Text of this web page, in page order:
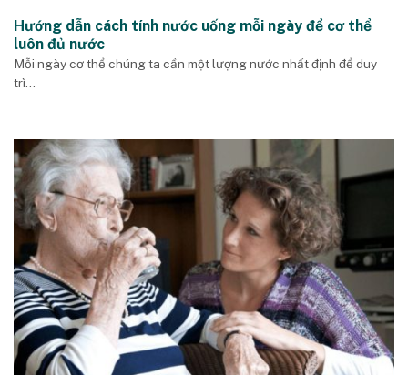
Hướng dẫn cách tính nước uống mỗi ngày để cơ thể
luôn đủ nước
Mỗi ngày cơ thể chúng ta cần một lượng nước nhất định để duy
trì...